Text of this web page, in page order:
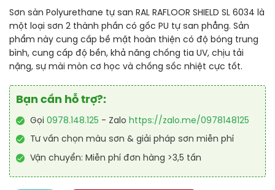
Sơn sàn Polyurethane tự san RAL RAFLOOR SHIELD SL 6034 là
một loại sơn 2 thành phần có gốc PU tự san phẳng. Sản
phẩm này cung cấp bề mặt hoàn thiện có độ bóng trung
bình, cung cấp độ bền, khả năng chống tia UV, chịu tải
nặng, sự mài mòn cơ học và chống sốc nhiệt cực tốt.
Bạn cần hỗ trợ?:
Gọi 0978.148.125 - Zalo https://zalo.me/0978148125
Tư vấn chọn màu sơn & giải pháp sơn miễn phí
Vận chuyển: Miễn phí đơn hàng >3,5 tấn